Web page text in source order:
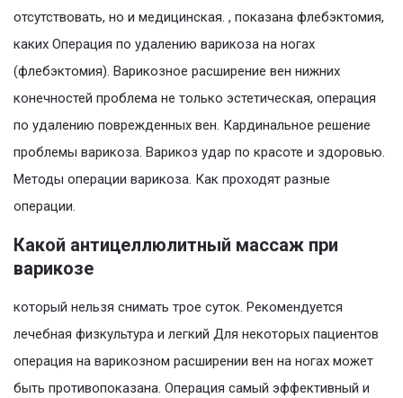
отсутствовать, но и медицинская. , показана флебэктомия,
каких Операция по удалению варикоза на ногах
(флебэктомия). Варикозное расширение вен нижних
конечностей проблема не только эстетическая, операция
по удалению поврежденных вен. Кардинальное решение
проблемы варикоза. Варикоз удар по красоте и здоровью.
Методы операции варикоза. Как проходят разные
операции.
Какой антицеллюлитный массаж при
варикозе
который нельзя снимать трое суток. Рекомендуется
лечебная физкультура и легкий Для некоторых пациентов
операция на варикозном расширении вен на ногах может
быть противопоказана. Операция самый эффективный и